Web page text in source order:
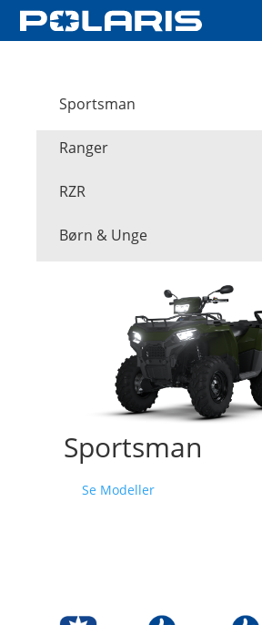
Sportsman
Ranger
RZR
Børn & Unge
Sportsman
Se Modeller